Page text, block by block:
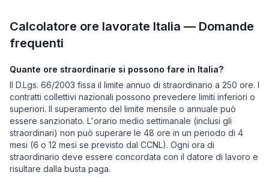
Calcolatore ore lavorate Italia — Domande
frequenti
Quante ore straordinarie si possono fare in Italia?
Il D.Lgs. 66/2003 fissa il limite annuo di straordinario a 250 ore. I
contratti collettivi nazionali possono prevedere limiti inferiori o
superiori. Il superamento del limite mensile o annuale può
essere sanzionato. L'orario medio settimanale (inclusi gli
straordinari) non può superare le 48 ore in un periodo di 4
mesi (6 o 12 mesi se previsto dal CCNL). Ogni ora di
straordinario deve essere concordata con il datore di lavoro e
risultare dalla busta paga.